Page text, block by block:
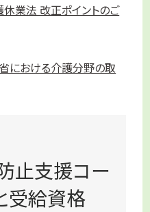
休業法 改正ポイントのご
における介護分野の取
止支援コー
受給資格